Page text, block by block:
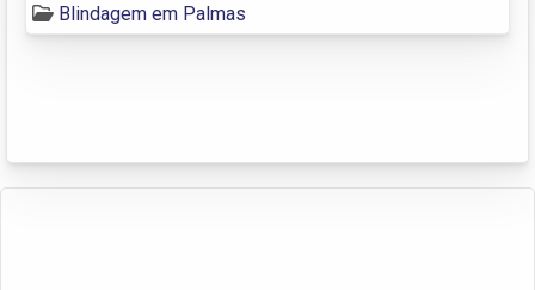
Blindagem em Palmas